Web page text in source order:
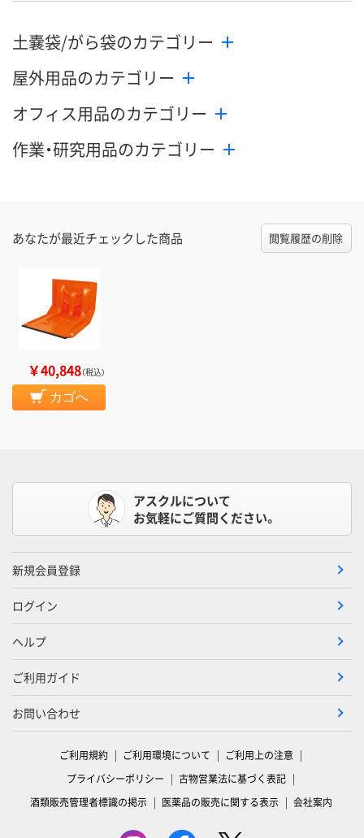
土嚢袋/がら袋のカテゴリー
屋外用品のカテゴリー
オフィス用品のカテゴリー
作業・研究用品のカテゴリー
あなたが最近チェックした商品 閲覧履歴の削除
￥40,848（税込）
カゴへ
アスクルについて
お気軽にご質問ください。
新規会員登録
ログイン
ヘルプ
ご利用ガイド
お問い合わせ
ご利用規約 ご利用環境について
ご利用上の注意
プライバシーポリシー
古物営業法に基づく表記
酒類販売管理者標識の掲示
医薬品の販売に関する表示 会社案内